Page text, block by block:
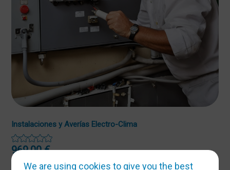
Instalaciones y Averías Electro-Clima
969,00€
We are using cookies to give you the best